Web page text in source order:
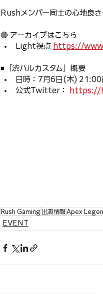
Rushメンバー同士の心地良
🔴 アーカイブはこちら
Light視点 https://
◾️「渋ハルカスタム」概要
日時：7月6日(木) 21:00
公式Twitter：
https://
Rush Gaming 出演情報 Apex
EVENT